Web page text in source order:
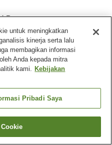
Restoran
Setrika pakaian
Distrik Haeundae
Busan
untuk meningkatkan
kinerja serta lalu
membagikan informasi
Anda kepada mitra
kami. Kebijakan
Pribadi Saya